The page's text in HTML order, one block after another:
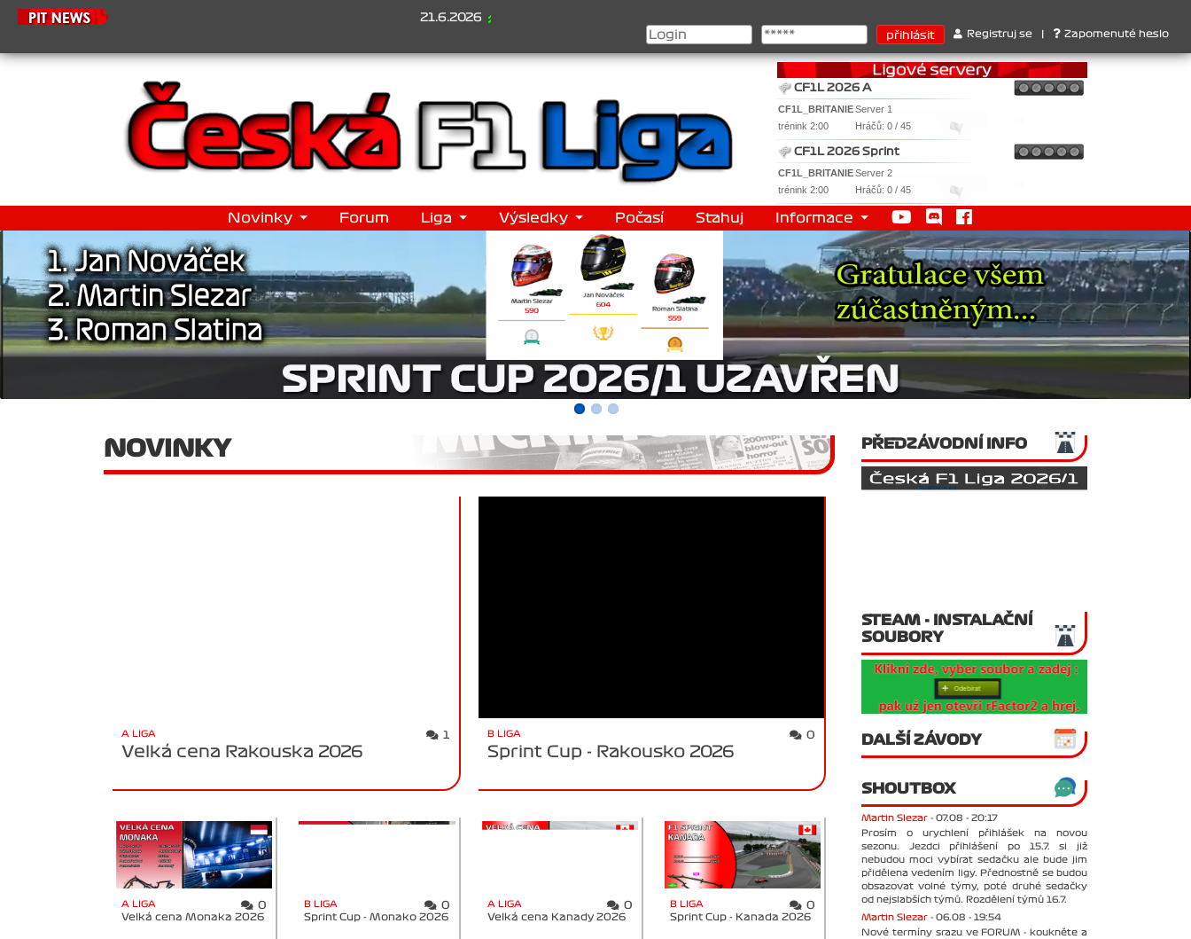
21.6.2026 Šampionát 2026/1 je za námi...1. Jan Veselý , 2. Jan Nováček , 3. Jakub Chmelík , Pohár konstruktérů : 1. Ferrari . 2.
Registruj se Zapomenuté heslo
CF1L 2026 A
CF1L_BRITANIEServer 1
trénink 2:00
Hráčů: 0 / 45
CF1L 2026 Sprint
CF1L_BRITANIEServer 2
trénink 2:00
Hráčů: 0 / 45
Novinky Forum Liga Výsledky Počasí Stahuj Informace
NOVINKY
A LIGA 1
Velká cena Rakouska 2026
B LIGA 0
Sprint Cup - Rakousko 2026
A LIGA 0
Velká cena Monaka 2026
B LIGA 0
Sprint Cup - Monako 2026
A LIGA 0
Velká cena Kanady 2026
B LIGA 0
Sprint Cup - Kanada 2026
PŘEDZÁVODNÍ INFO
STEAM - INSTALAČNÍ
SOUBORY
DALŠÍ ZÁVODY
SHOUTBOX
Martin Slezar - 07.08 - 20:17
Prosím o urychlení přihlášek na novou
sezonu. Jezdci přihlášení po 15.7. si již
nebudou moci vybírat sedačku ale bude jim
přidělena vedením ligy. Přednostně se budou
obsazovat volné týmy, poté druhé sedačky
od nejslabších týmů. Rozdělení týmů 16.7.
Martin Slezar - 06.08 - 19:54
Nové termíny srazu ve FORUM - koukněte a